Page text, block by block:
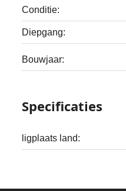
Conditie:
Diepgang:
Bouwjaar:
Specificaties
ligplaats land: